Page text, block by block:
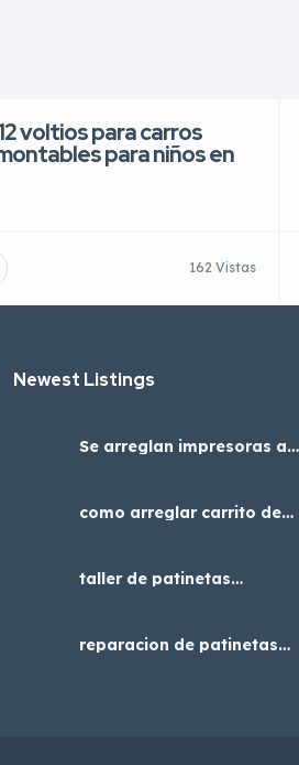
voltios para carros
para niños en
162 Vistas
Newest Listings​
Se arreglan impresoras a4
como arreglar carrito de
taller de patinetas
reparacion de patinetas